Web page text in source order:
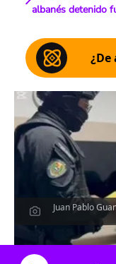
albanés detenido
¿De
Juan Pablo